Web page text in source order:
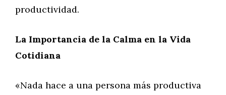
productividad.
La Importancia de la Calma en la Vida
Cotidiana
«Nada hace a una persona más productiva